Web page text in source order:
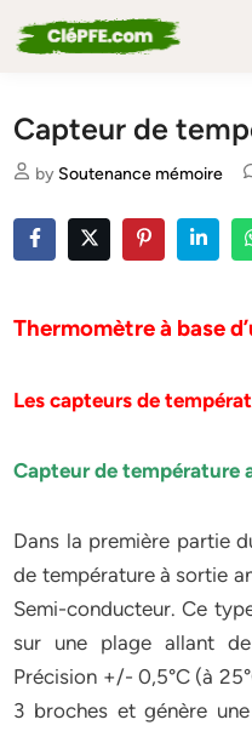
to
Capteur de
by Soutenance mémoire
Thermomètre à base
Les capteurs de
Capteur de température
Dans la première partie
de température à sortie
Semi-conducteur. Ce
sur une plage allant
Précision +/- 0,5°C (à
3 broches et génère